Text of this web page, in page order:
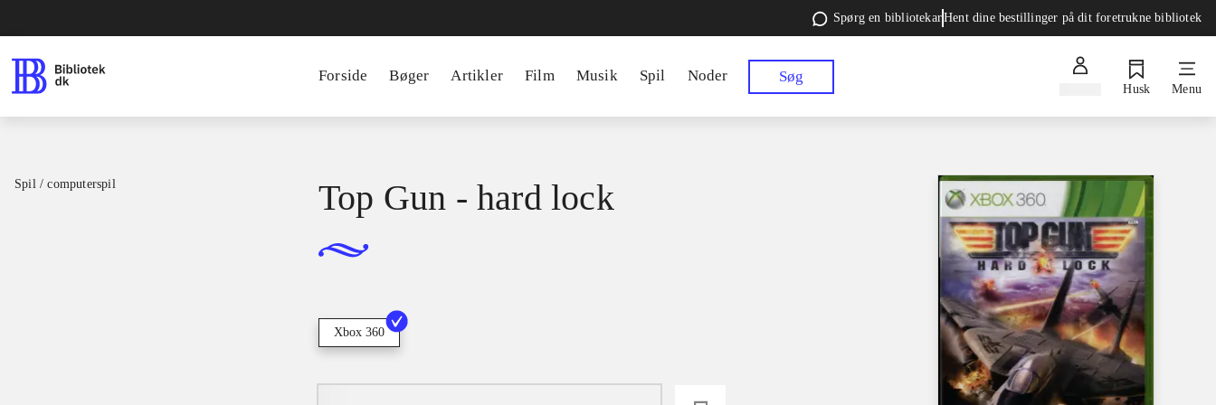
Spørg en bibliotekarHent dine bestillinger på dit foretrukne bibliotek
Forside Bøger Artikler Film Musik Spil Noder Søg
Husk Menu
Spil / computerspil Top Gun - hard lock
Xbox 360